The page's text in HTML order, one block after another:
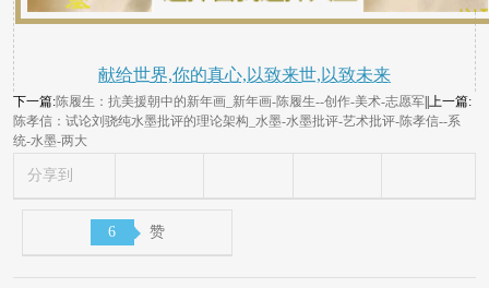
献给世界,你的真心,以致来世,以致未来
下一篇:陈履生：抗美援朝中的新年画_新年画-陈履生--创作-美术-志愿军 ||上一篇:
陈孝信：试论刘骁纯水墨批评的理论架构_水墨-水墨批评-艺术批评-陈孝信--系
统-水墨-两大
分享到
6 赞